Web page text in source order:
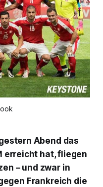
Abend das
erreicht hat, fliegen
– und zwar in
Frankreich die